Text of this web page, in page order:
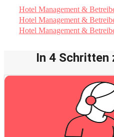
Hotel Management &
Hotel Management &
Hotel Management &
In 4 Schritten